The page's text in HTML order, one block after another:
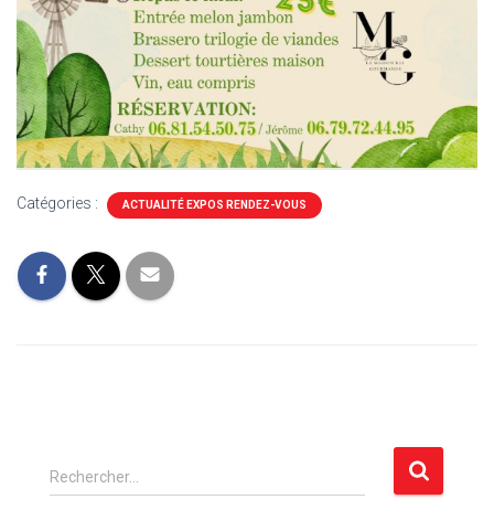
Catégories : ACTUALITÉ EXPOS RENDEZ-VOUS
R
e
Rechercher…